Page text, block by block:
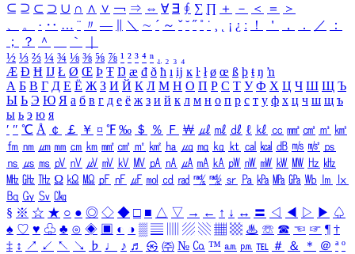
⊆ ⊇ ⊂ ⊃ ∪ ∩ ∧ ∨ ￢ ⇒ ⇔ ∀ ∃ ∮ ∑ ∏ ＋ － ＜ ＝
＞
、
。 · ‥ … ¨ 〃 ― ＼ ∼ ´ ～ ˇ ˘ ˝ ˚ ˙ ¸ ¡ ¿ ː ！ ＇ ， ． ／
：
；
？ ＾ ｀
½ ⅓ ⅔ ¼ ¾ ⅛ ⅜ ⅝ ⅞ ¹ ² ³ ⁴ ⁿ ₁ ₂ ₃ ₄
Æ Ð Ħ Ĳ Ł Ø Œ Þ Ŧ Ŋ æ đ ð ħ ı ĳ ĸ ŀ ł ø œ ß þ ŧ ŋ ŉ
А Б В Г Д Е Ё Ж З И Й К Л М Н О П Р С Т У Ф Х Ц Ч Ш Щ Ъ
Ы Ь Э Ю Я а б в г д е ё ж з и й к л м н о п р с т у ф х ц ч ш щ ъ
ы ь э ю я
′ ″ ℃ Å ￠ ￡ ￥ ¤ ℉ ‰ ＄ ％ Ｆ ￦ ㎕ ㎖ ㎗ ℓ ㎘ ㏄ ㎣ ㎤ ㎥ ㎦
㎙ ㎚ ㎛ ㎜ ㎝ ㎞ ㎟ ㎠ ㎡ ㎢ ㏊ ㎍ ㎎ ㎏ ㏏ ㎈ ㎉ ㏈ ㎧ ㎨ ㎰
㎱ ㎲ ㎳ ㎴ ㎵ ㎶ ㎷ ㎸ ㎹ ㎀ ㎁ ㎂ ㎃ ㎄ ㎺ ㎻ ㎽ ㎾ ㎿ ㎐ ㎑
㎒ ㎓ ㎔ Ω ㏀ ㏁ ㎊ ㎋ ㎌ ㏖ ㏅ ㎭ ㎮ ㎯ ㏛ ㎩ ㎪ ㎫ ㎬ ㏝ ㏐
㏓
㏃ ㏉ ㏜ ㏆
§ ※ ☆ ★ ○ ● ◎ ◇ ◆ □ ■ △ ▽ → ← ↑ ↓ ↔ 〓 ◁ ◀ ▷ ▶ ♤
♠ ♡ ♥ ♧ ♣ ⊙ ◈ ▣ ◐ ◑ ▒ ▤ ▨ ▧ ▦ ▩ ♨ ☏ ☎ ☜ ☞ ¶ †
‡ ↕ ↗ ↙ ↖ ↘ ♭ ♩ ♪ ♬ ㉿ ㈜ № ㏇ ™ ㏂ ㏘ ℡ ＃ ＆ ＊ ＠ ª º